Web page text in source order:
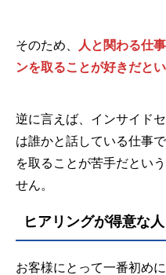
そのため、
人と関わる仕
ンを取ることが好きだと
逆に言えば、インサイド
は誰かと話している仕事
を取ることが苦手だとい
せん。
ヒアリングが得意な人
お客様にとって一番初め